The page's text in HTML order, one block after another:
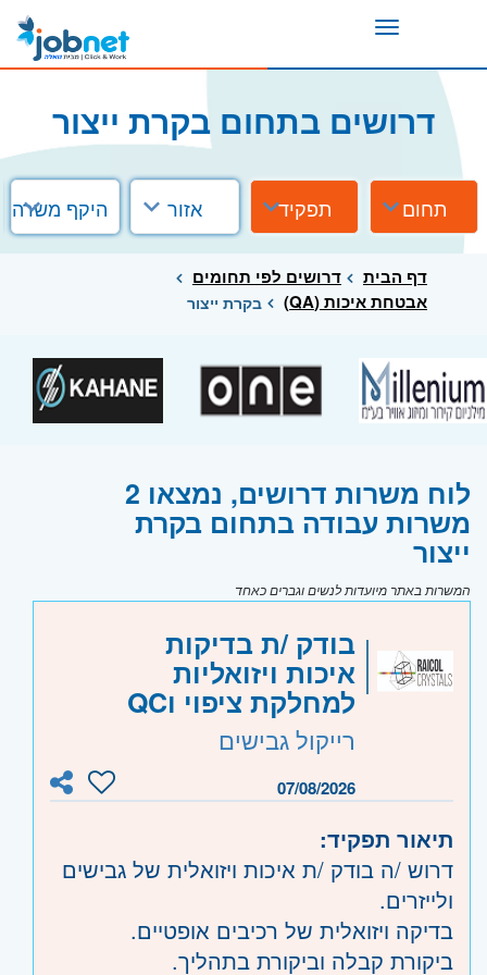
Toggle
דרושים בתחום בקרת ייצור
תחום תפקיד אזור היקף משרה
דף הבית
דרושים לפי תחומים
אבטחת איכות (QA)
בקרת ייצור
לוח משרות דרושים, נמצאו 2
משרות עבודה בתחום בקרת
ייצור
המשרות באתר מיועדות לנשים וגברים כאחד
בודק /ת בדיקות
איכות ויזואליות
למחלקת ציפוי וQC
רייקול גבישים
07/08/2026
תיאור תפקיד:
דרוש /ה בודק /ת איכות ויזואלית של גבישים
ולייזרים.
בדיקה ויזואלית של רכיבים אופטיים.
ביקורת קבלה וביקורת בתהליך.